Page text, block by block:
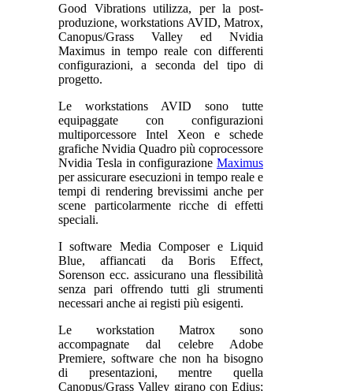
Good Vibrations utilizza, per la post-
produzione, workstations AVID, Matrox,
Canopus/Grass Valley ed Nvidia
Maximus in tempo reale con differenti
configurazioni, a seconda del tipo di
progetto.
Le workstations AVID sono tutte
equipaggate con configurazioni
multiporcessore Intel Xeon e schede
grafiche Nvidia Quadro più coprocessore
Nvidia Tesla in configurazione Maximus
per assicurare esecuzioni in tempo reale e
tempi di rendering brevissimi anche per
scene particolarmente ricche di effetti
speciali.
I software Media Composer e Liquid
Blue, affiancati da Boris Effect,
Sorenson ecc. assicurano una flessibilità
senza pari offrendo tutti gli strumenti
necessari anche ai registi più esigenti.
Le workstation Matrox sono
accompagnate dal celebre Adobe
Premiere, software che non ha bisogno
di presentazioni, mentre quella
Canopus/Grass Valley girano con Edius;